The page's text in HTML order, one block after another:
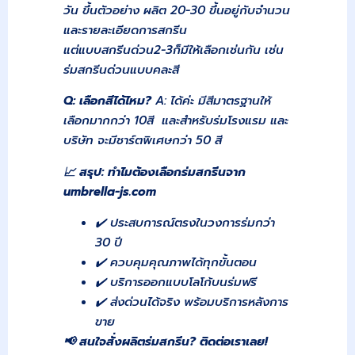
วัน ขึ้นตัวอย่าง ผลิต 20-30 ขึ้นอยู่กับจำนวน
และรายละเอียดการสกรีน
แต่แบบสกรีนด่วน2-3ก็มีให้เลือกเช่นกัน เช่น
ร่มสกรีนด่วนแบบคละสี
Q:เลือกสีได้ไหม?A: ได้ค่ะ มีสีมาตรฐานให้
เลือกมากกว่า 10สี และสำหรับร่มโรงแรม และ
บริษัท จะมีชาร์ตพิเศษกว่า 50 สี
📈สรุป: ทำไมต้องเลือกร่มสกรีนจาก
umbrella-js.com
✔️ ประสบการณ์ตรงในวงการร่มกว่า
30 ปี
✔️ ควบคุมคุณภาพได้ทุกขั้นตอน
✔️ บริการออกแบบโลโก้บนร่มฟรี
✔️ ส่งด่วนได้จริง พร้อมบริการหลังการ
ขาย
📢สนใจสั่งผลิตร่มสกรีน?ติดต่อเราเลย!